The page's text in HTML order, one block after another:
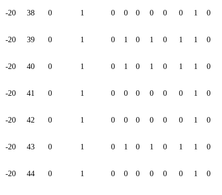
-20 38 0 1 0 0 0 0 0 0 1 0
-20 39 0 1 0 1 0 1 0 1 1 0
-20 40 0 1 0 1 0 1 0 1 1 0
-20 41 0 1 0 0 0 0 0 0 1 0
-20 42 0 1 0 0 0 0 0 0 1 0
-20 43 0 1 0 1 0 1 0 1 1 0
-20 44 0 1 0 0 0 0 0 0 1 0